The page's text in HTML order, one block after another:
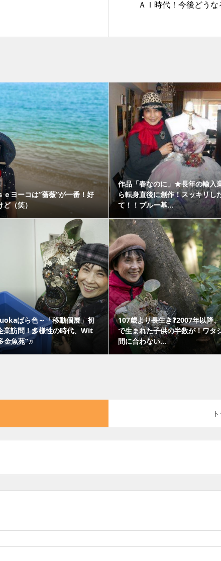
ＡＩ時代！今後どう
ｅヨーコは”薔薇”が一番！好
（笑）
作品「春なのに」★長年の輸入
ら転身直後に創作！スッキリし
て！！ブルー基...
ばら色～「移動個展」初
業訪問！多様性の時代、Wit
金魚苑”♬
107歳より長生き❓2007年以降
で生まれた子供の半数が！ワタ
間に合わない...